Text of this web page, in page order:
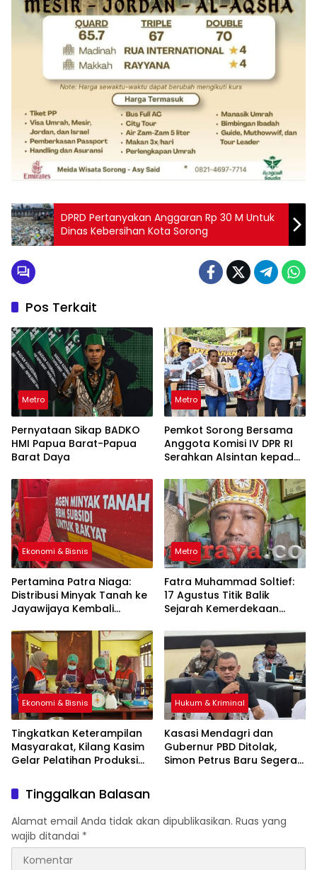
DPRD Pertanyakan Anggaran Rp 30 M Untuk
Dinas Kebersihan Kota Sorong
Pos Terkait
Metro
Pernyataan Sikap BADKO
HMI Papua Barat-Papua
Barat Daya
Metro
Pemkot Sorong Bersama
Anggota Komisi IV DPR RI
Serahkan Alsintan kepada
Ekonomi & Bisnis
Pertamina Patra Niaga:
Distribusi Minyak Tanah ke
Jayawijaya Kembali
Metro
Fatra Muhammad Soltief:
17 Agustus Titik Balik
Sejarah Kemerdekaan
Ekonomi & Bisnis
Tingkatkan Keterampilan
Masyarakat, Kilang Kasim
Gelar Pelatihan Produksi
Hukum & Kriminal
Kasasi Mendagri dan
Gubernur PBD Ditolak,
Simon Petrus Baru Segera
Tinggalkan Balasan
Alamat email Anda tidak akan dipublikasikan. Ruas yang
wajib ditandai *